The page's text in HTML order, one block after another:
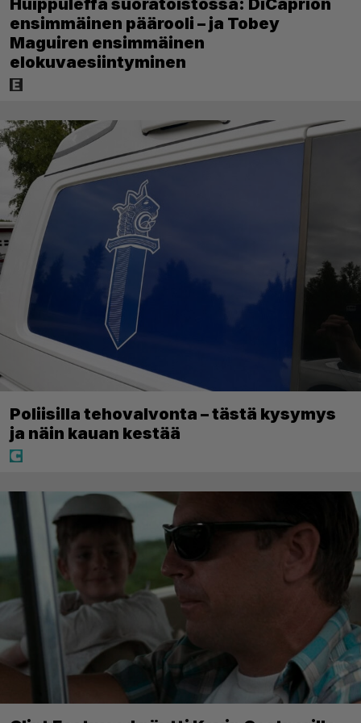
Huippuleffa suoratoistossa: DiCaprion
ensimmäinen päärooli – ja Tobey
Maguiren ensimmäinen
elokuvaesiintyminen
Poliisilla tehovalvonta – tästä kysymys
ja näin kauan kestää